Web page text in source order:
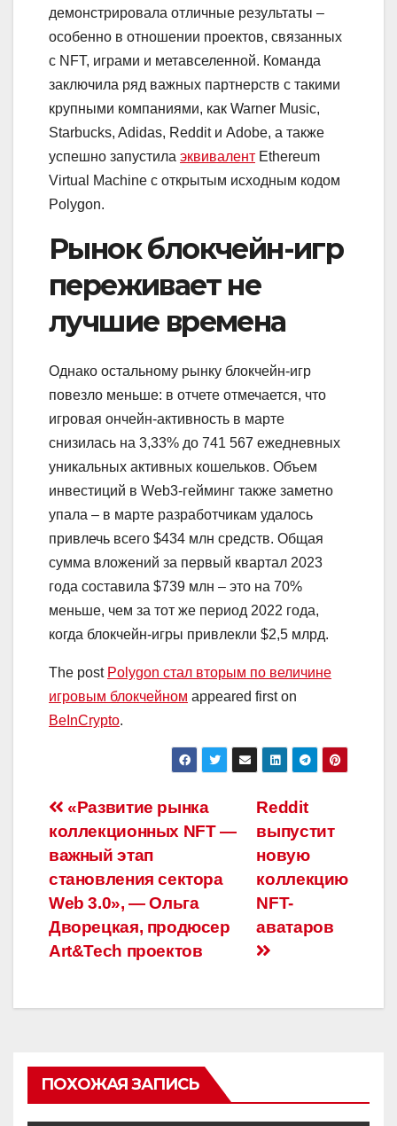
демонстрировала отличные результаты –
особенно в отношении проектов, связанных
с NFT, играми и метавселенной. Команда
заключила ряд важных партнерств с такими
крупными компаниями, как Warner Music,
Starbucks, Adidas, Reddit и Adobe, а также
успешно запустила эквивалент Ethereum
Virtual Machine с открытым исходным кодом
Polygon.
Рынок блокчейн-игр
переживает не
лучшие времена
Однако остальному рынку блокчейн-игр
повезло меньше: в отчете отмечается, что
игровая ончейн-активность в марте
снизилась на 3,33% до 741 567 ежедневных
уникальных активных кошельков. Объем
инвестиций в Web3-гейминг также заметно
упала – в марте разработчикам удалось
привлечь всего $434 млн средств. Общая
сумма вложений за первый квартал 2023
года составила $739 млн – это на 70%
меньше, чем за тот же период 2022 года,
когда блокчейн-игры привлекли $2,5 млрд.
The post Polygon стал вторым по величине
игровым блокчейном appeared first on
BeInCrypto.
Навигация
по
записям
Reddit
выпустит
новую
коллекцию
NFT-
аватаров
«Развитие рынка
коллекционных NFT —
важный этап
становления сектора
Web 3.0», — Ольга
Дворецкая, продюсер
Art&Tech проектов
ПОХОЖАЯ ЗАПИСЬ